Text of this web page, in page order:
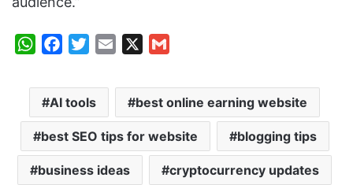
W
a
s
A
p
c
e
b
o
o
i
t
t
e
r
a
l
a
i
l
AI tools best online earning website
best SEO tips for website blogging tips
business ideas cryptocurrency updates